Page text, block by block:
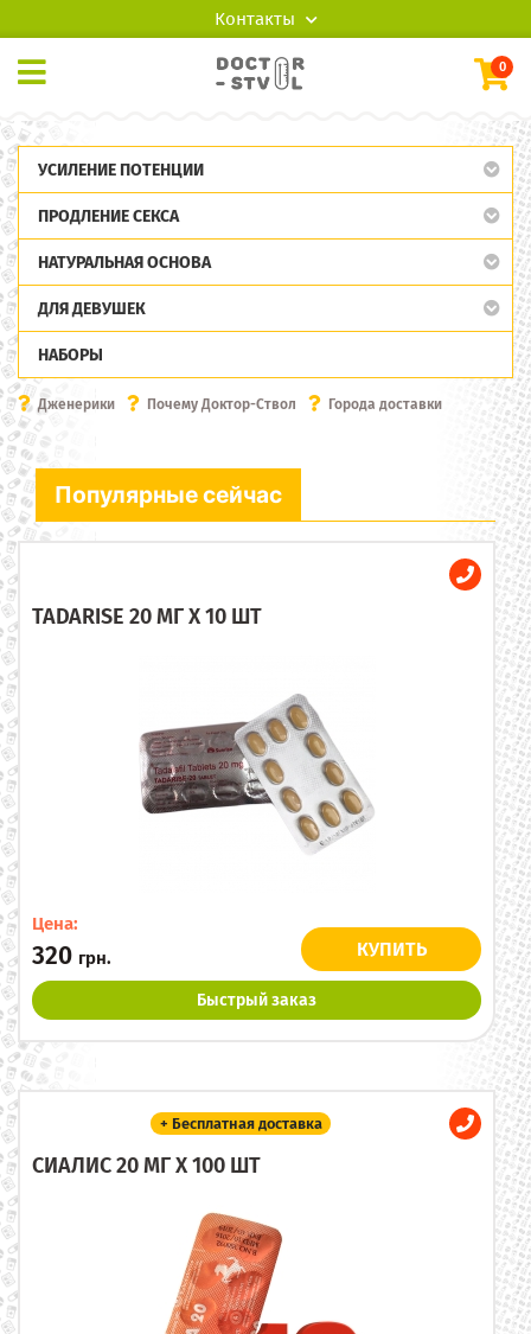
Контакты
0
УСИЛЕНИЕ ПОТЕНЦИИ
ПРОДЛЕНИЕ СЕКСА
НАТУРАЛЬНАЯ ОСНОВА
ДЛЯ ДЕВУШЕК
НАБОРЫ
Дженерики Почему Доктор-Ствол Города доставки
Популярные сейчас
TADARISE 20 МГ X 10 ШТ
Цена:
320 грн. КУПИТЬ
Быстрый заказ
+ Бесплатная доставка
СИАЛИС 20 МГ X 100 ШТ